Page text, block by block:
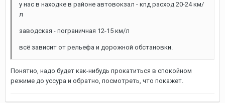
у нас в находке в районе автовокзал - кпд расход 20-24 км/
л
заводская - пограничная 12-15 км/л
всё зависит от рельефа и дорожной обстановки.
Понятно, надо будет как-нибудь прокатиться в спокойном
режиме до уссура и обратно, посмотреть, что покажет.